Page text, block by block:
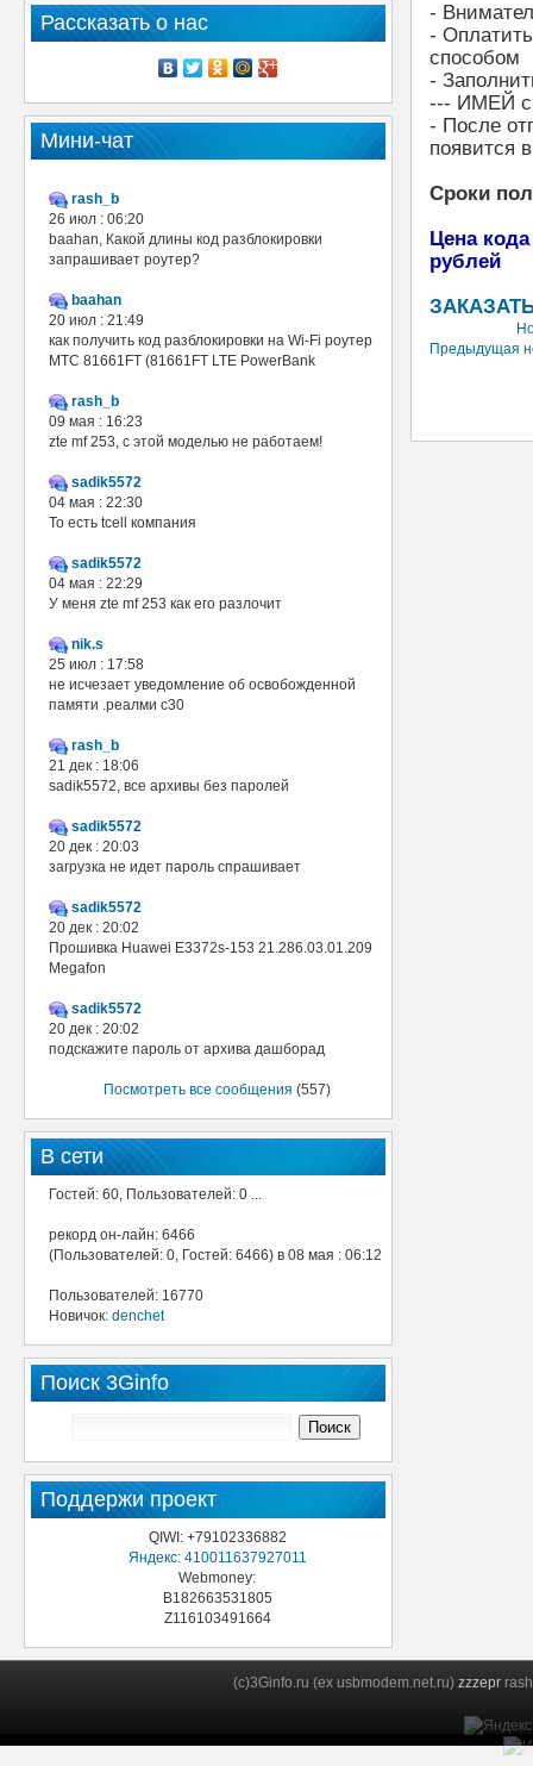
Рассказать о нас
Мини-чат
rash_b
26 июл : 06:20
baahan, Какой длины код разблокировки
запрашивает роутер?
baahan
20 июл : 21:49
как получить код разблокировки на Wi-Fi роутер
МТС 81661FT (81661FT LTE PowerBank
rash_b
09 мая : 16:23
zte mf 253, с этой моделью не работаем!
sadik5572
04 мая : 22:30
То есть tcell компания
sadik5572
04 мая : 22:29
У меня zte mf 253 как его разлочит
nik.s
25 июл : 17:58
не исчезает уведомление об освобожденной
памяти .реалми с30
rash_b
21 дек : 18:06
sadik5572, все архивы без паролей
sadik5572
20 дек : 20:03
загрузка не идет пароль спрашивает
sadik5572
20 дек : 20:02
Прошивка Huawei E3372s-153 21.286.03.01.209
Megafon
sadik5572
20 дек : 20:02
подскажите пароль от архива дашборад
Посмотреть все сообщения (557)
В сети
Гостей: 60, Пользователей: 0 ...
рекорд он-лайн: 6466
(Пользователей: 0, Гостей: 6466) в 08 мая : 06:12
Пользователей: 16770
Новичок: denchet
Поиск 3Ginfo
Поддержи проект
QIWI: +79102336882
Яндекс: 410011637927011
Webmoney:
B182663531805
Z116103491664
-
-
способом
-
--- ИМЕЙ
- После
появится
Сроки
Цена
рублей
Предыдущая
(c)3Ginfo.ru (ex usbmodem.net.ru) zzzepr